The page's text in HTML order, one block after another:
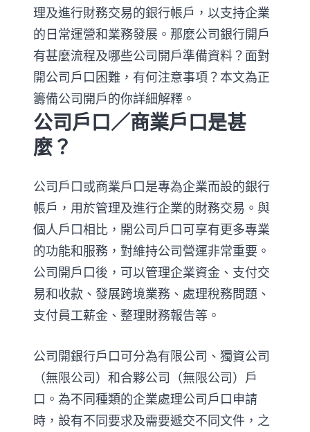
理及進行財務交易的銀行帳戶，以支持企業
的日常運營和業務發展。那麼公司銀行開戶
有甚麼流程及哪些公司開戶準備資料？面對
開公司戶口困難，有何注意事項？本文為正
籌備公司開戶的你詳細解釋。
公司戶口／商業戶口是甚
麼？
公司戶口或商業戶口是專為企業而設的銀行
帳戶，用於管理及進行企業的財務交易。與
個人戶口相比，開公司戶口可享有更多專業
的功能和服務，對維持公司營運非常重要。
公司開戶口後，可以管理企業資金、支付交
易和收款、發展跨境業務、處理稅務問題、
支付員工薪金、整理財務報告等。
公司開銀行戶口可分為有限公司、獨資公司
（無限公司）和合夥公司（無限公司）戶
口。為不同種類的企業處理公司戶口申請
時，設有不同要求及需要遞交不同文件，之